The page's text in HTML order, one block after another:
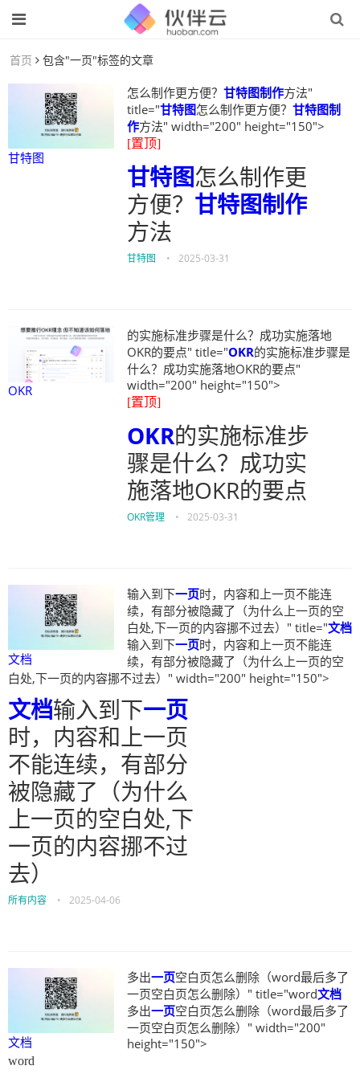
首页 包含"一页"标签的文章
甘特图
怎么制作更方便？ 甘特图制作方法"
title="甘特图怎么制作更方便？ 甘特图制
作方法" width="200" height="150">
[置顶]
甘特图怎么制作更
方便？ 甘特图制作
方法
甘特图 • 2025-03-31
OKR
的实施标准步骤是什么？成功实施落地
OKR的要点" title="OKR的实施标准步骤是
什么？成功实施落地OKR的要点"
width="200" height="150">
[置顶]
OKR的实施标准步
骤是什么？成功实
施落地OKR的要点
OKR管理 • 2025-03-31
文档
输入到下一页时，内容和上一页不能连
续，有部分被隐藏了（为什么上一页的空
白处,下一页的内容挪不过去）" title="文档
输入到下一页时，内容和上一页不能连
续，有部分被隐藏了（为什么上一页的空
白处,下一页的内容挪不过去）" width="200" height="150">
文档输入到下一页
时，内容和上一页
不能连续，有部分
被隐藏了（为什么
上一页的空白处,下
一页的内容挪不过
去）
所有内容 • 2025-04-06
文档
多出一页空白页怎么删除（word最后多了
一页空白页怎么删除）" title="word文档
多出一页空白页怎么删除（word最后多了
一页空白页怎么删除）" width="200"
height="150">
word